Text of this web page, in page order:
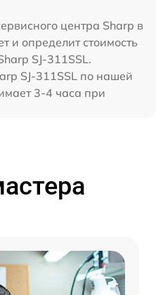
центра Sharp в
и определит стоимость
SJ-311SSL.
SJ-311SSL по нашей
3-4 часа при